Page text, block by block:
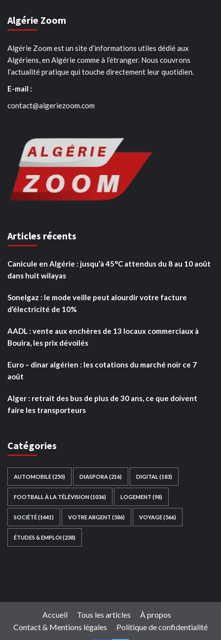
Algérie Zoom
Algérie Zoom est un site d’informations utiles dédié aux
Algériens, en Algérie comme à l’étranger. Nous couvrons
l’actualité pratique qui touche directement leur quotidien.
E-mail :
contact@algeriezoom.com
Articles récents
Canicule en Algérie : jusqu’à 45°C attendus du 8 au 10 août
dans huit wilayas
Sonelgaz : le mode veille peut alourdir votre facture
d’électricité de 10%
AADL : vente aux enchères de 13 locaux commerciaux à
Bouira, les prix dévoilés
Euro – dinar algérien : les cotations du marché noir ce 7
août
Alger : retrait des bus de plus de 30 ans, ce que doivent
faire les transporteurs
Catégories
AUTOMOBILE(250) DIASPORA (216) DIGITAL (183)
FOOTBALL À LA TÉLÉVISION(1036) LOGEMENT (98)
SOCIÉTÉ(1441) VOTRE ARGENT (586) VOYAGE(566)
ÉTUDES & EMPLOI(238)
Accueil Tous les articles
À propos
Contact & Mentions légales
Politique de confidentialité